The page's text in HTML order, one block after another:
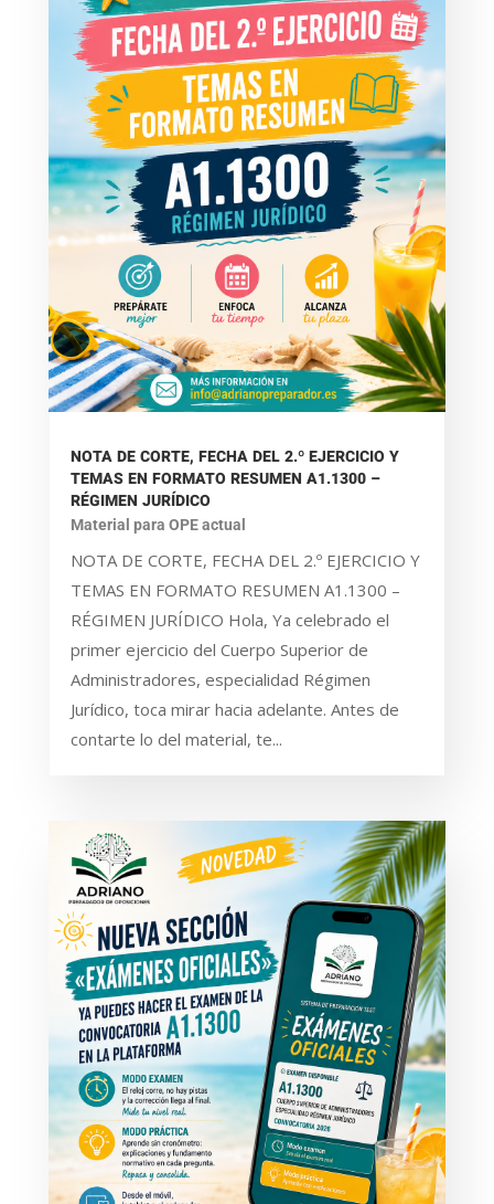
NOTA DE CORTE, FECHA DEL 2.º EJERCICIO Y
TEMAS EN FORMATO RESUMEN A1.1300 –
RÉGIMEN JURÍDICO
Material para OPE actual
NOTA DE CORTE, FECHA DEL 2.º EJERCICIO Y
TEMAS EN FORMATO RESUMEN A1.1300 –
RÉGIMEN JURÍDICO Hola, Ya celebrado el
primer ejercicio del Cuerpo Superior de
Administradores, especialidad Régimen
Jurídico, toca mirar hacia adelante. Antes de
contarte lo del material, te...